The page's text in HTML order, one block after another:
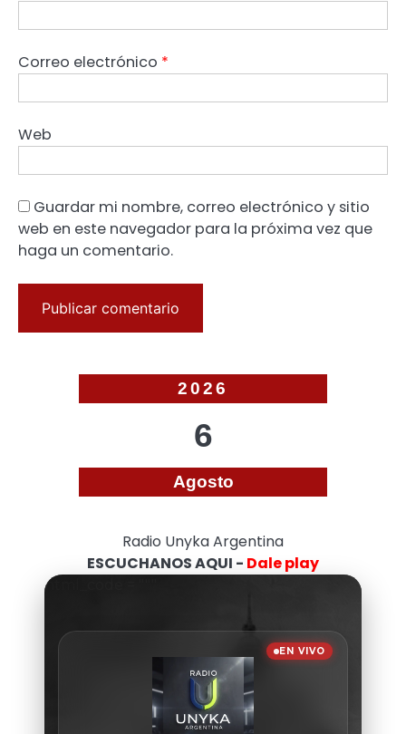
Correo electrónico *
Web
Guardar mi nombre, correo electrónico y sitio
web en este navegador para la próxima vez que
haga un comentario.
2026
6
Agosto
Radio Unyka Argentina
ESCUCHANOS AQUI - Dale play